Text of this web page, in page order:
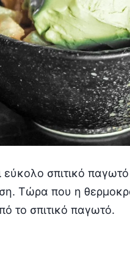
σπιτικό
Τώρα που η
το σπιτικό παγωτό.